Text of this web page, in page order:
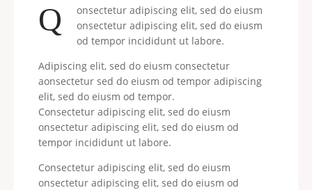
Q
onsectetur adipiscing elit, sed do eiusm
onsectetur adipiscing elit, sed do eiusm
od tempor incididunt ut labore.
Adipiscing elit, sed do eiusm consectetur
aonsectetur sed do eiusm od tempor adipiscing
elit, sed do eiusm od tempor.
Consectetur adipiscing elit, sed do eiusm
onsectetur adipiscing elit, sed do eiusm od
tempor incididunt ut labore.
Consectetur adipiscing elit, sed do eiusm
onsectetur adipiscing elit, sed do eiusm od